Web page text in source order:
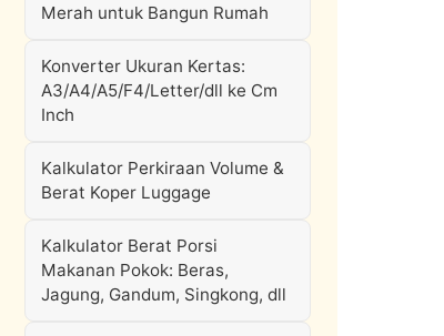
Merah untuk Bangun Rumah
Konverter Ukuran Kertas:
A3/A4/A5/F4/Letter/dll ke Cm
Inch
Kalkulator Perkiraan Volume &
Berat Koper Luggage
Kalkulator Berat Porsi
Makanan Pokok: Beras,
Jagung, Gandum, Singkong, dll